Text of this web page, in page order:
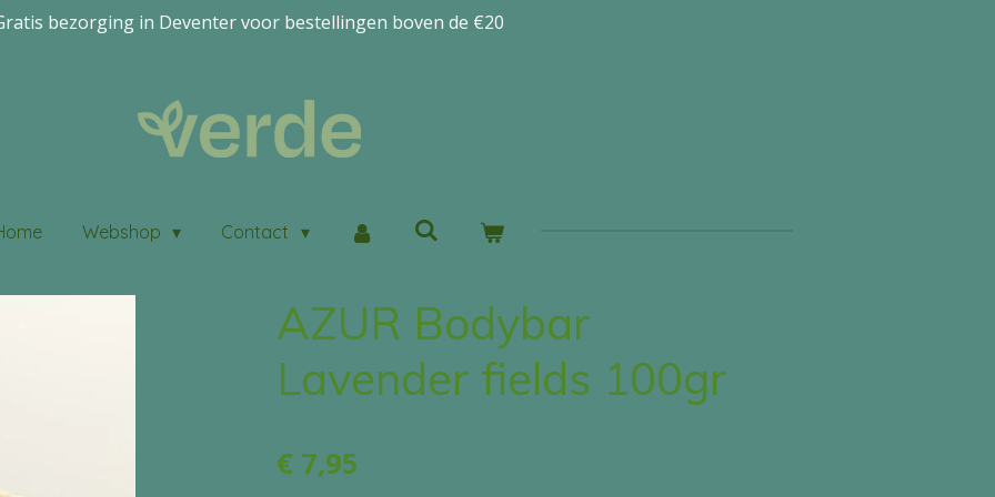
bezorging in Deventer voor bestellingen boven de €20
Webshop Contact
AZUR Bodybar
Lavender fields 100gr
€ 7,95